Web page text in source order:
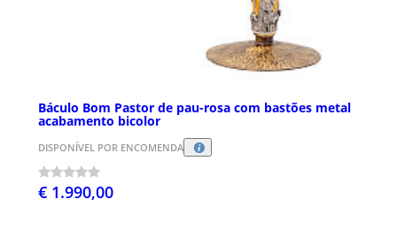
Báculo Bom Pastor de pau-rosa com bastões metal
acabamento bicolor
DISPONÍVEL POR ENCOMENDA
€ 1.990,00